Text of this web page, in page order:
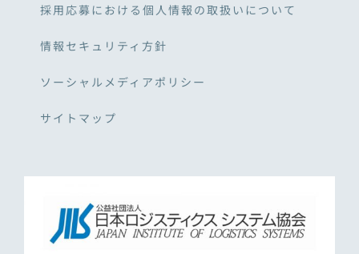
採用応募における個人情報の取扱いについて
情報セキュリティ方針
ソーシャルメディアポリシー
サイトマップ